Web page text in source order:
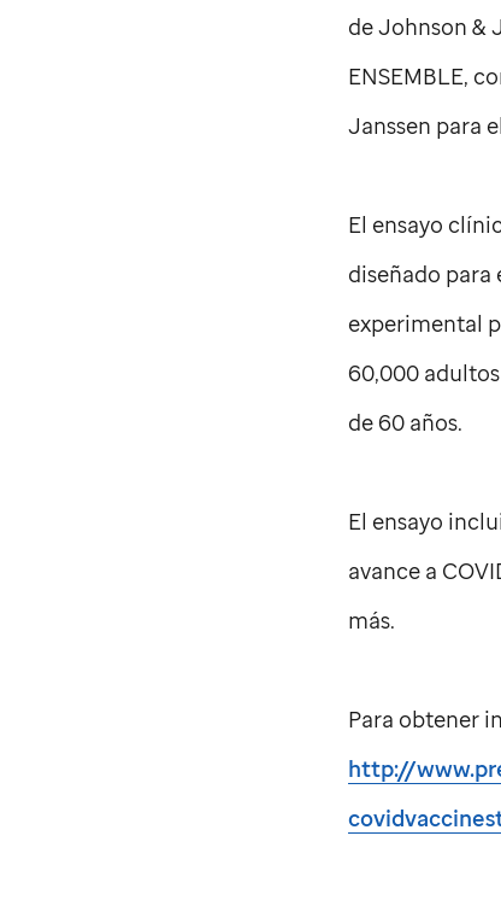
de Johnson &
ENSEMBLE,
Janssen para
El ensayo
diseñado para
experimental
60,000
de 60 años.
El ensayo
avance a
más.
Para obtener
http://